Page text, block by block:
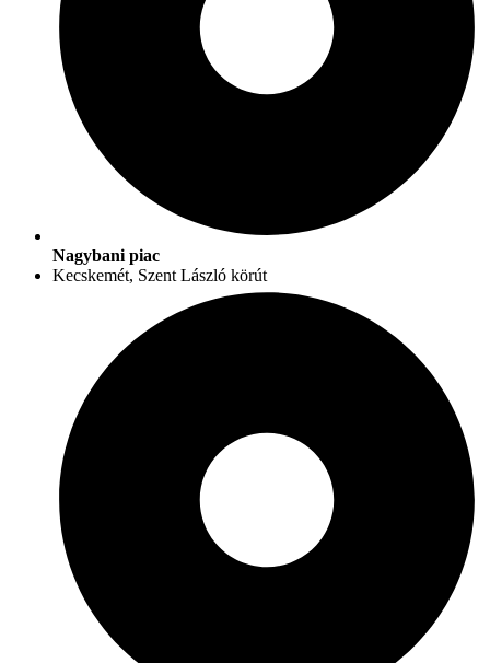
Nagybani piac
Kecskemét, Szent László körút